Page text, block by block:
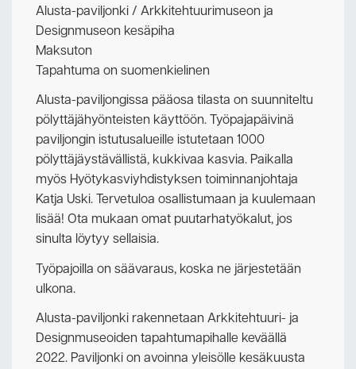
Alusta-paviljonki / Arkkitehtuurimuseon ja
Designmuseon kesäpiha
Maksuton
Tapahtuma on suomenkielinen
Alusta-paviljongissa pääosa tilasta on suunniteltu
pölyttäjähyönteisten käyttöön. Työpajapäivinä
paviljongin istutusalueille istutetaan 1000
pölyttäjäystävällistä, kukkivaa kasvia. Paikalla
myös Hyötykasviyhdistyksen toiminnanjohtaja
Katja Uski. Tervetuloa osallistumaan ja kuulemaan
lisää! Ota mukaan omat puutarhatyökalut, jos
sinulta löytyy sellaisia.
Työpajoilla on säävaraus, koska ne järjestetään
ulkona.
Alusta-paviljonki rakennetaan Arkkitehtuuri- ja
Designmuseoiden tapahtumapihalle keväällä
2022. Paviljonki on avoinna yleisölle kesäkuusta